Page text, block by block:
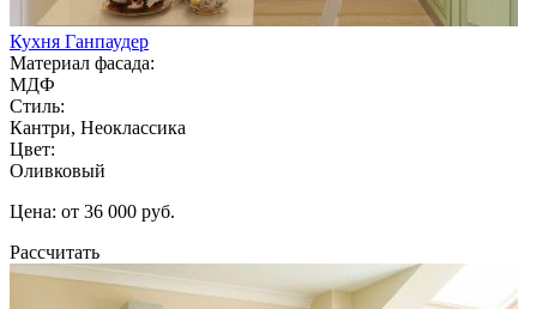
Кухня Ганпаудер
Материал фасада:
МДФ
Стиль:
Кантри, Неоклассика
Цвет:
Оливковый
Цена: от 36 000 руб.
Рассчитать